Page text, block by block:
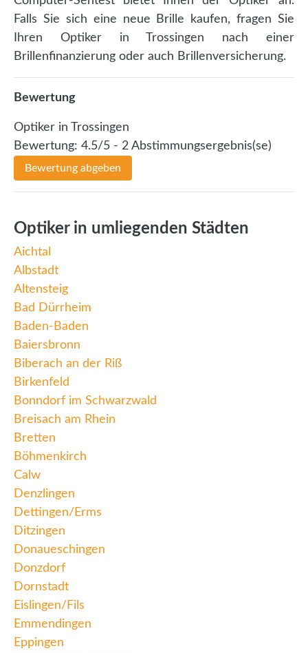
Falls Sie sich eine neue Brille kaufen, fragen Sie
Ihren Optiker in Trossingen nach einer
Brillenfinanzierung oder auch Brillenversicherung.
Bewertung
Optiker in Trossingen
Bewertung: 4.5/5 - 2 Abstimmungsergebnis(se)
Bewertung abgeben
Optiker in umliegenden Städten
Aichtal
Albstadt
Altensteig
Bad Dürrheim
Baden-Baden
Baiersbronn
Biberach an der Riß
Birkenfeld
Bonndorf im Schwarzwald
Breisach am Rhein
Bretten
Böhmenkirch
Calw
Denzlingen
Dettingen/Erms
Ditzingen
Donaueschingen
Donzdorf
Dornstadt
Eislingen/Fils
Emmendingen
Eppingen